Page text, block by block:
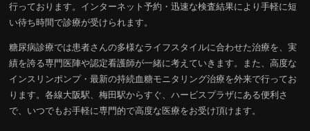
行っております。インターネット予約・迅速な検査結果により手軽に短
い待ち時間で診療が受けられます。
糖尿病診療では患者さんの多様なライフスタイルに合わせた治療を、実
績を誇る専門医陣や認定看護師が一緒に考えていきます。また、高度な
インスリンポンプ・最新の持続血糖モニタリング治療を外来で行ってお
ります。各線大阪駅、梅田駅からすぐ、ハービスプラザにある便利さ
で、いつでもお手軽に専門的で高度な医療をお受け頂けます。